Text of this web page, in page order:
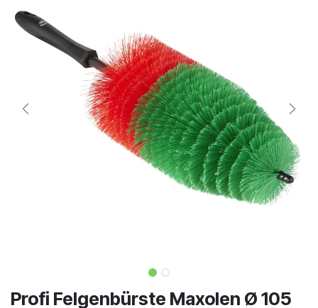
Profi Felgenbürste Maxolen Ø 105